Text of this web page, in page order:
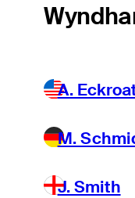
A.
M.
J. Smith